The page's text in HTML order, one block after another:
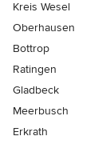
Kreis Wesel
Oberhausen
Bottrop
Ratingen
Gladbeck
Meerbusch
Erkrath